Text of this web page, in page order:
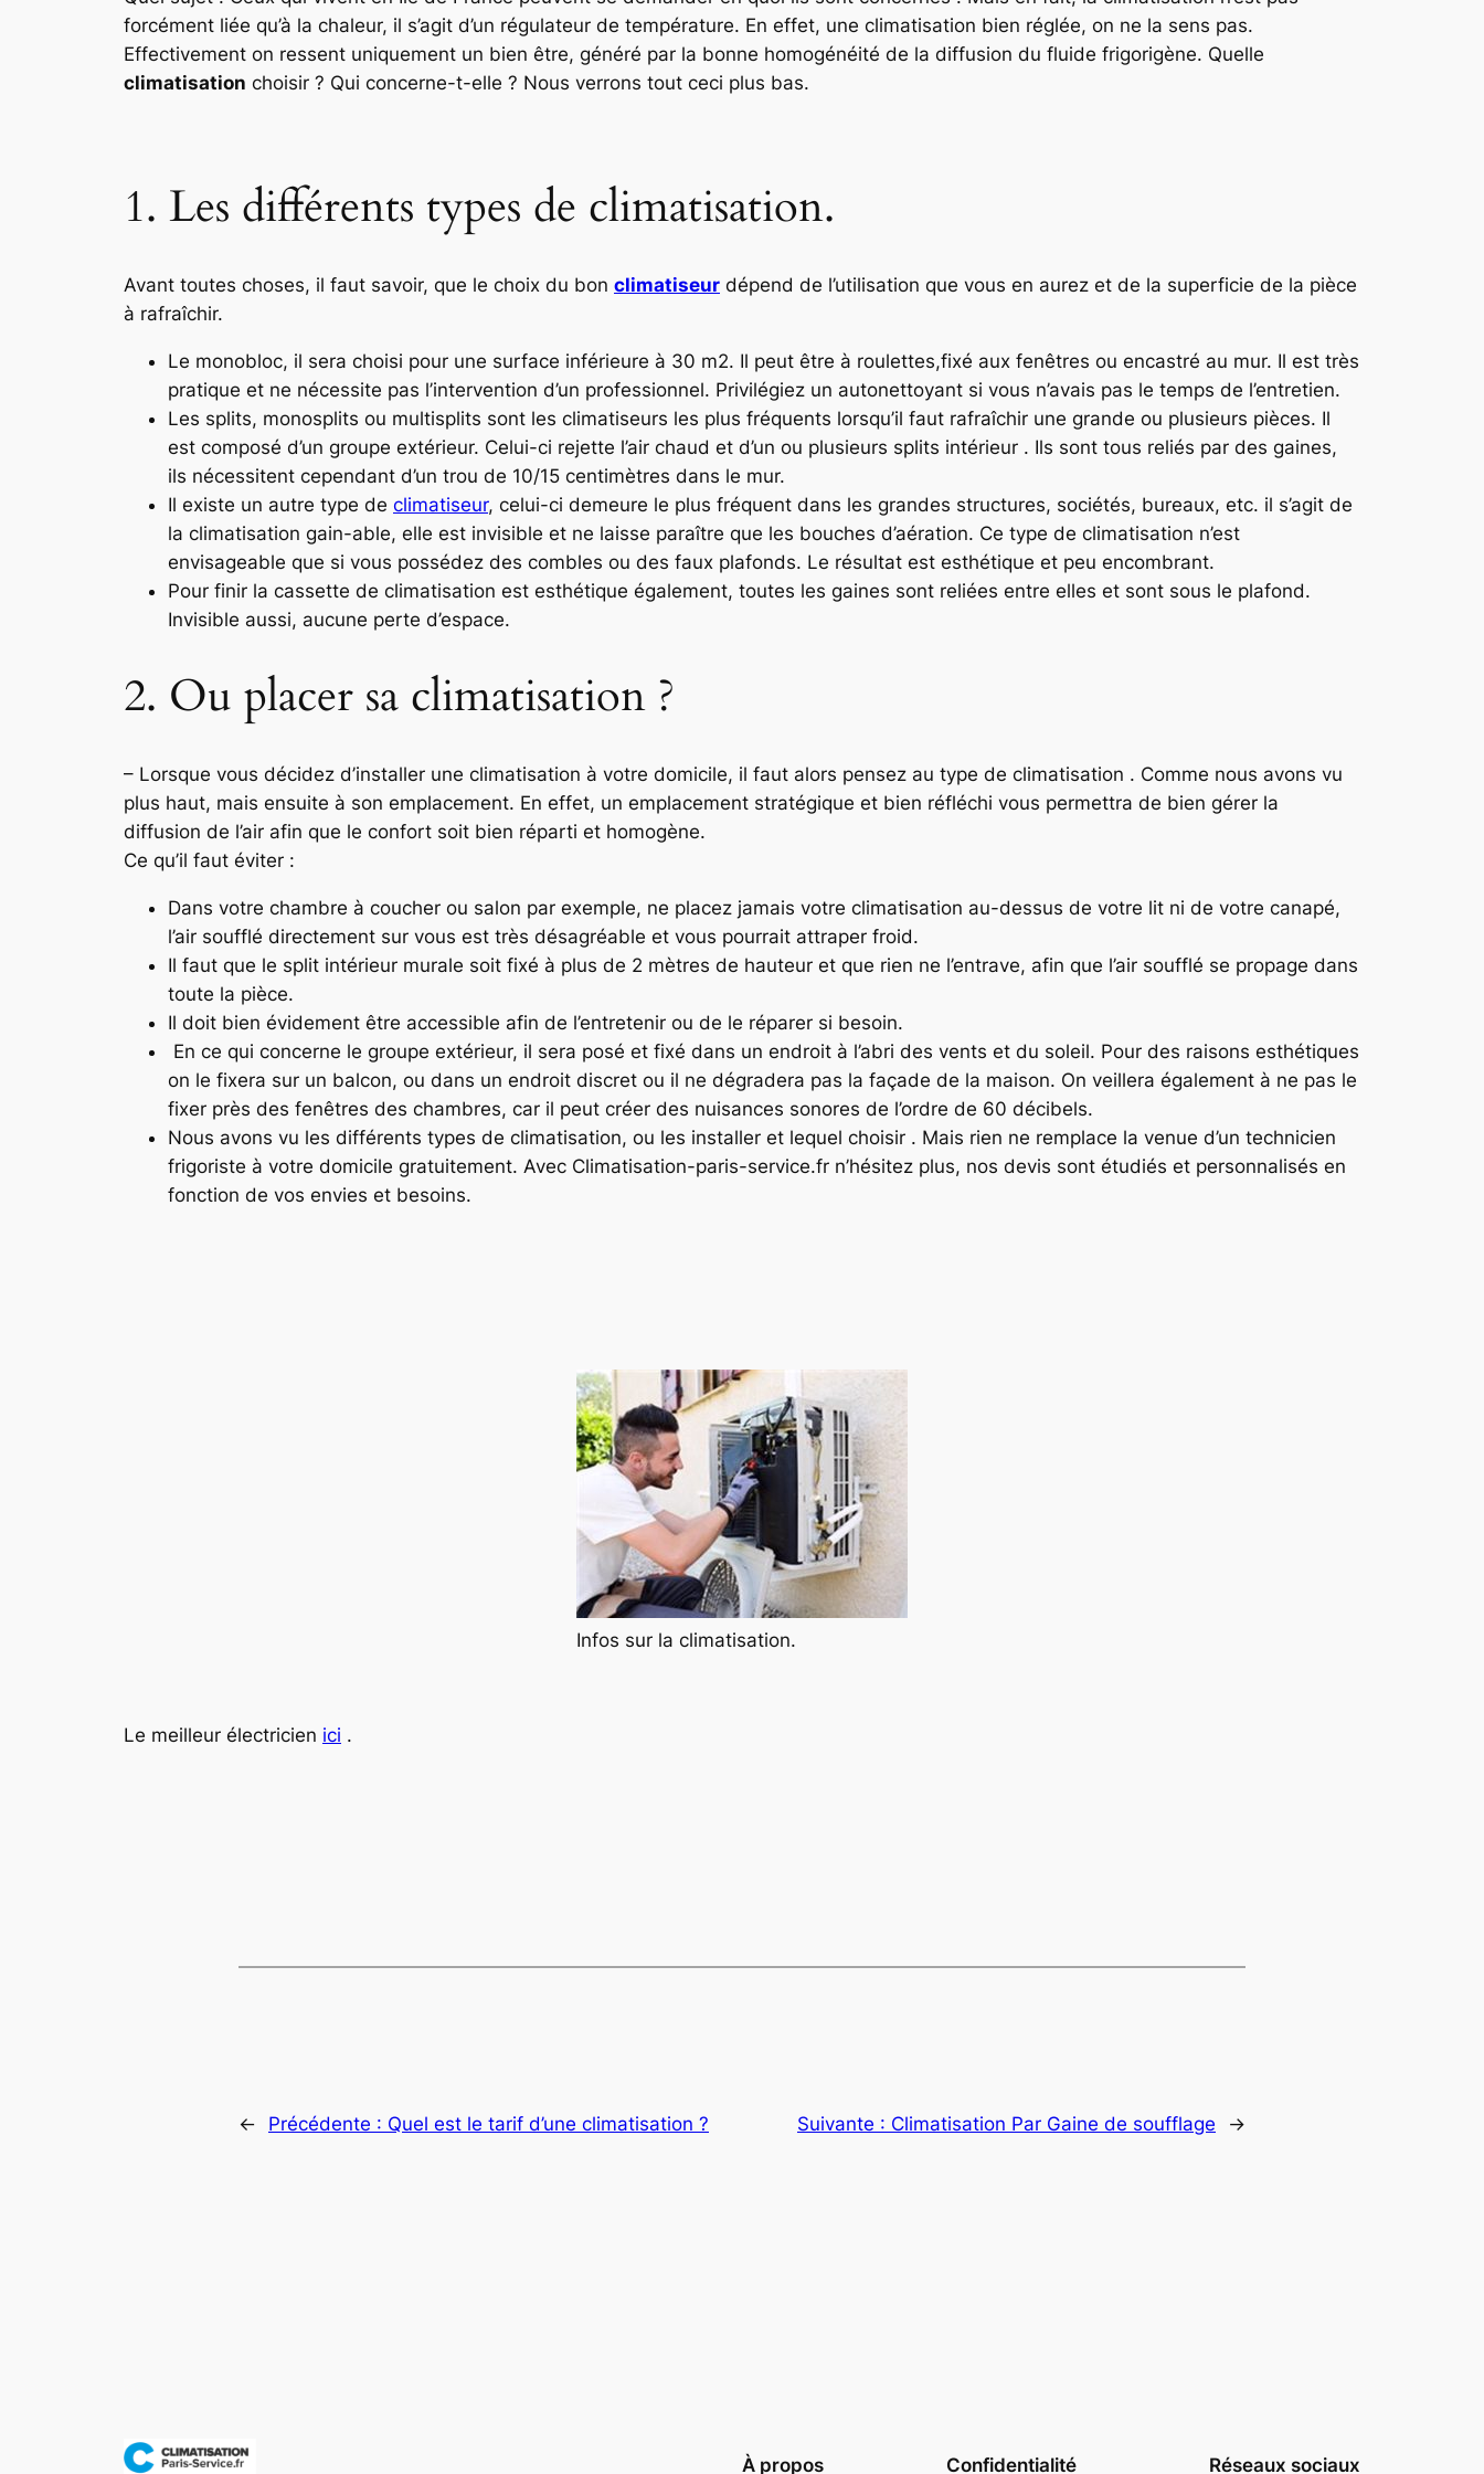
forcément liée qu’à la chaleur, il s’agit d’un régulateur de température. En effet, une climatisation bien réglée, on ne la sens pas.
Effectivement on ressent uniquement un bien être, généré par la bonne homogénéité de la diffusion du fluide frigorigène. Quelle
climatisation choisir ? Qui concerne-t-elle ? Nous verrons tout ceci plus bas.
1. Les différents types de climatisation.
Avant toutes choses, il faut savoir, que le choix du bon climatiseur dépend de l’utilisation que vous en aurez et de la superficie de la pièce
à rafraîchir.
Le monobloc, il sera choisi pour une surface inférieure à 30 m2. Il peut être à roulettes,fixé aux fenêtres ou encastré au mur. Il est très
pratique et ne nécessite pas l’intervention d’un professionnel. Privilégiez un autonettoyant si vous n’avais pas le temps de l’entretien.
Les splits, monosplits ou multisplits sont les climatiseurs les plus fréquents lorsqu’il faut rafraîchir une grande ou plusieurs pièces. Il
est composé d’un groupe extérieur. Celui-ci rejette l’air chaud et d’un ou plusieurs splits intérieur . Ils sont tous reliés par des gaines,
ils nécessitent cependant d’un trou de 10/15 centimètres dans le mur.
Il existe un autre type de climatiseur, celui-ci demeure le plus fréquent dans les grandes structures, sociétés, bureaux, etc. il s’agit de
la climatisation gain-able, elle est invisible et ne laisse paraître que les bouches d’aération. Ce type de climatisation n’est
envisageable que si vous possédez des combles ou des faux plafonds. Le résultat est esthétique et peu encombrant.
Pour finir la cassette de climatisation est esthétique également, toutes les gaines sont reliées entre elles et sont sous le plafond.
Invisible aussi, aucune perte d’espace.
2. Ou placer sa climatisation ?
– Lorsque vous décidez d’installer une climatisation à votre domicile, il faut alors pensez au type de climatisation . Comme nous avons vu
plus haut, mais ensuite à son emplacement. En effet, un emplacement stratégique et bien réfléchi vous permettra de bien gérer la
diffusion de l’air afin que le confort soit bien réparti et homogène.
Ce qu’il faut éviter :
Dans votre chambre à coucher ou salon par exemple, ne placez jamais votre climatisation au-dessus de votre lit ni de votre canapé,
l’air soufflé directement sur vous est très désagréable et vous pourrait attraper froid.
Il faut que le split intérieur murale soit fixé à plus de 2 mètres de hauteur et que rien ne l’entrave, afin que l’air soufflé se propage dans
toute la pièce.
Il doit bien évidement être accessible afin de l’entretenir ou de le réparer si besoin.
En ce qui concerne le groupe extérieur, il sera posé et fixé dans un endroit à l’abri des vents et du soleil. Pour des raisons esthétiques
on le fixera sur un balcon, ou dans un endroit discret ou il ne dégradera pas la façade de la maison. On veillera également à ne pas le
fixer près des fenêtres des chambres, car il peut créer des nuisances sonores de l’ordre de 60 décibels.
Nous avons vu les différents types de climatisation, ou les installer et lequel choisir . Mais rien ne remplace la venue d’un technicien
frigoriste à votre domicile gratuitement. Avec Climatisation-paris-service.fr n’hésitez plus, nos devis sont étudiés et personnalisés en
fonction de vos envies et besoins.
Infos sur la climatisation.
Le meilleur électricien ici .
← Précédente : Quel est le tarif d’une climatisation ? Suivante : Climatisation Par Gaine de soufflage →
À propos Confidentialité Réseaux sociaux